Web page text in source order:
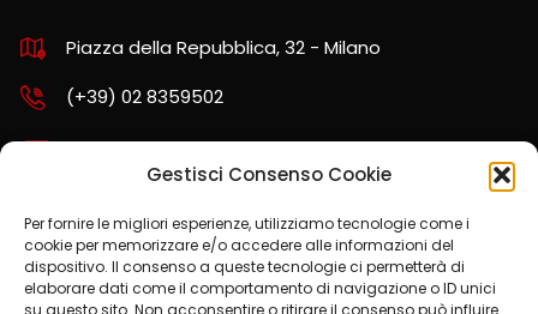
Gestisci Consenso Cookie
Per fornire le migliori esperienze, utilizziamo tecnologie come i
cookie per memorizzare e/o accedere alle informazioni del
dispositivo. Il consenso a queste tecnologie ci permetterà di
elaborare dati come il comportamento di navigazione o ID unici
su questo sito. Non acconsentire o ritirare il consenso può influire
Piazza della Repubblica, 32 - Milano
(+39) 02 8359502
assistenza.nord@kpartners.it
SCARICA LA POLITICA AZIENDALE